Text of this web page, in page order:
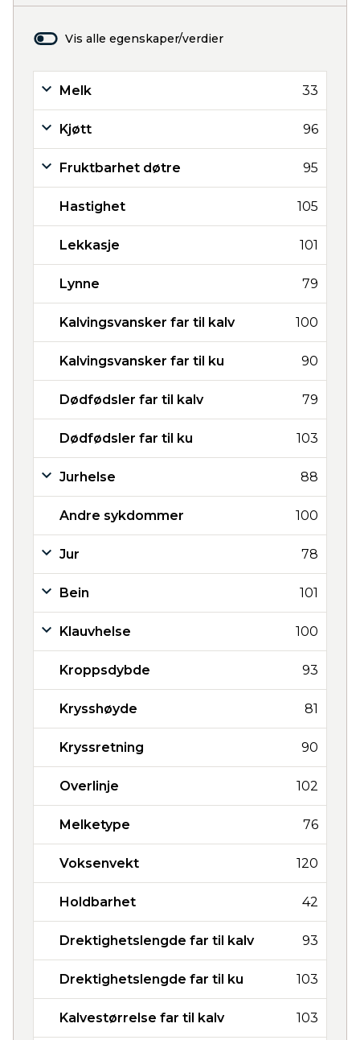
Vis alle egenskaper/verdier
Melk 33
Kjøtt 96
Fruktbarhet døtre 95
Hastighet 105
Lekkasje 101
Lynne 79
Kalvingsvansker far til kalv 100
Kalvingsvansker far til ku 90
Dødfødsler far til kalv 79
Dødfødsler far til ku 103
Jurhelse 88
Andre sykdommer 100
Jur 78
Bein 101
Klauvhelse 100
Kroppsdybde 93
Krysshøyde 81
Kryssretning 90
Overlinje 102
Melketype 76
Voksenvekt 120
Holdbarhet 42
Drektighetslengde far til kalv 93
Drektighetslengde far til ku 103
Kalvestørrelse far til kalv 103